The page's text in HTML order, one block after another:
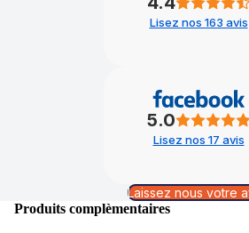
Lisez nos 163 avis
5.0
Lisez nos 17 avis
Laissez nous votre
Produits complèmentaires